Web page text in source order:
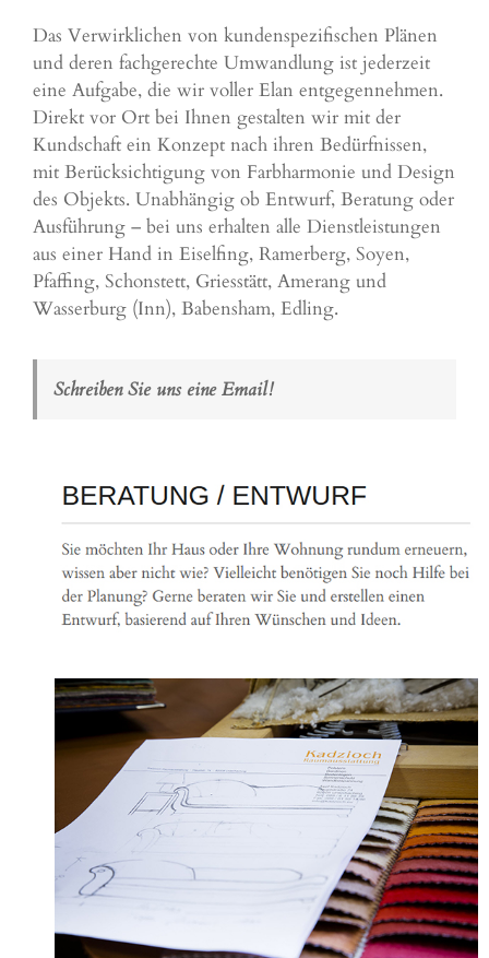
Das Verwirklichen von kundenspezifischen Plänen
und deren fachgerechte Umwandlung ist jederzeit
eine Aufgabe, die wir voller Elan entgegennehmen.
Direkt vor Ort bei Ihnen gestalten wir mit der
Kundschaft ein Konzept nach ihren Bedürfnissen,
mit Berücksichtigung von Farbharmonie und Design
des Objekts. Unabhängig ob Entwurf, Beratung oder
Ausführung – bei uns erhalten alle Dienstleistungen
aus einer Hand in Eiselfing, Ramerberg, Soyen,
Pfaffing, Schonstett, Griesstätt, Amerang und
Wasserburg (Inn), Babensham, Edling.
Schreiben Sie uns eine Email!